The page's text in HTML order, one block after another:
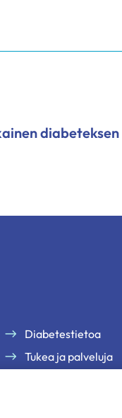
diabeteksen
Diabetestietoa
Tukea ja palveluja